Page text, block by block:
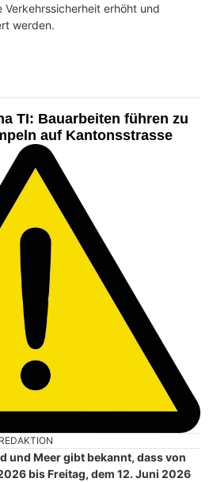
Verkehrssicherheit erhöht und
werden.
TI: Bauarbeiten führen zu
auf Kantonsstrasse
und Meer gibt bekannt, dass von
bis Freitag, dem 12. Juni 2026